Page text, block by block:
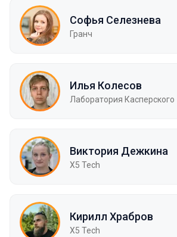
Софья Селезнева
Гранч
Илья Колесов
Лаборатория Касперского
Виктория Дежкина
X5 Tech
Кирилл Храбров
X5 Tech